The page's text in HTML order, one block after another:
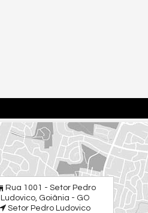
Rua 1001 - Setor Pedro
Ludovico, Goiânia - GO
Setor Pedro Ludovico